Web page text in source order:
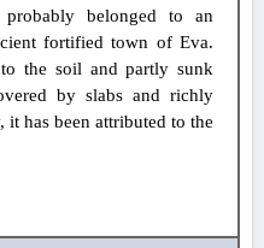
belonged to an
fortified town of Eva.
the soil and partly sunk
by slabs and richly
it has been attributed to the